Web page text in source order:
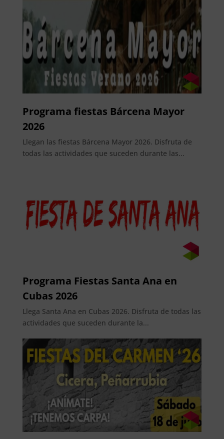
Programa fiestas Bárcena Mayor
2026
Llegan las fiestas Bárcena Mayor 2026. Disfruta de
todas las actividades que suceden durante las...
Programa Fiestas Santa Ana en
Cubas 2026
Llega Santa Ana en Cubas 2026. Disfruta de todas las
actividades que suceden durante la...